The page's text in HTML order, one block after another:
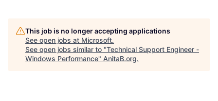
This job is no longer accepting applications
See open jobs at Microsoft.
See open jobs similar to "Technical Support Engineer -
Windows Performance" AnitaB.org.